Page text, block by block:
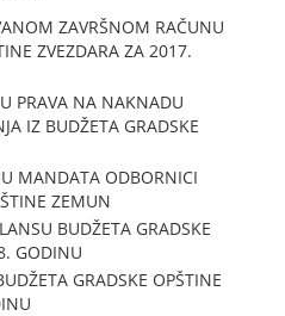
ZAVRŠNOM RAČUNU
ZVEZDARA ZA 2017.
PRAVA NA NAKNADU
IZ BUDŽETA GRADSKE
MANDATA ODBORNICI
ZEMUN
BUDŽETA GRADSKE
GODINU
GRADSKE OPŠTINE